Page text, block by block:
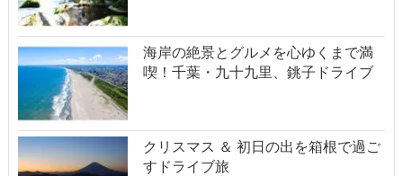
海岸の絶景とグルメを心ゆくまで満
喫！千葉・九十九里、銚子ドライブ
クリスマス ＆ 初日の出を箱根で過ご
すドライブ旅